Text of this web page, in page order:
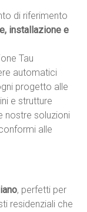
di riferimento
installazione e
Tau
automatici
progetto alle
e strutture
nostre soluzioni
alle
, perfetti per
residenziali che